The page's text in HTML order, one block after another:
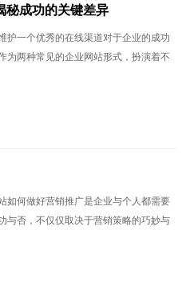
秘成功的关键差异
护一个优秀的在线渠道对于企业的成功
为两种常见的企业网站形式，扮演着不
如何做好营销推广是企业与个人都需要
与否，不仅仅取决于营销策略的巧妙与